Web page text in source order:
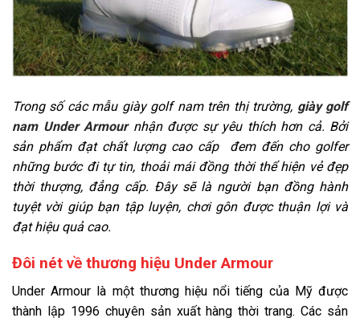
Trong số các mẫu giày golf nam trên thị trường, giày golf
nam Under Armour nhận được sự yêu thích hơn cả. Bởi
sản phẩm đạt chất lượng cao cấp đem đến cho golfer
những bước đi tự tin, thoải mái đồng thời thể hiện vẻ đẹp
thời thượng, đẳng cấp. Đây sẽ là người bạn đồng hành
tuyệt vời giúp bạn tập luyện, chơi gôn được thuận lợi và
đạt hiệu quả cao.
Đôi nét về thương hiệu Under Armour
Under Armour là một thương hiệu nổi tiếng của Mỹ được
thành lập 1996 chuyên sản xuất hàng thời trang. Các sản